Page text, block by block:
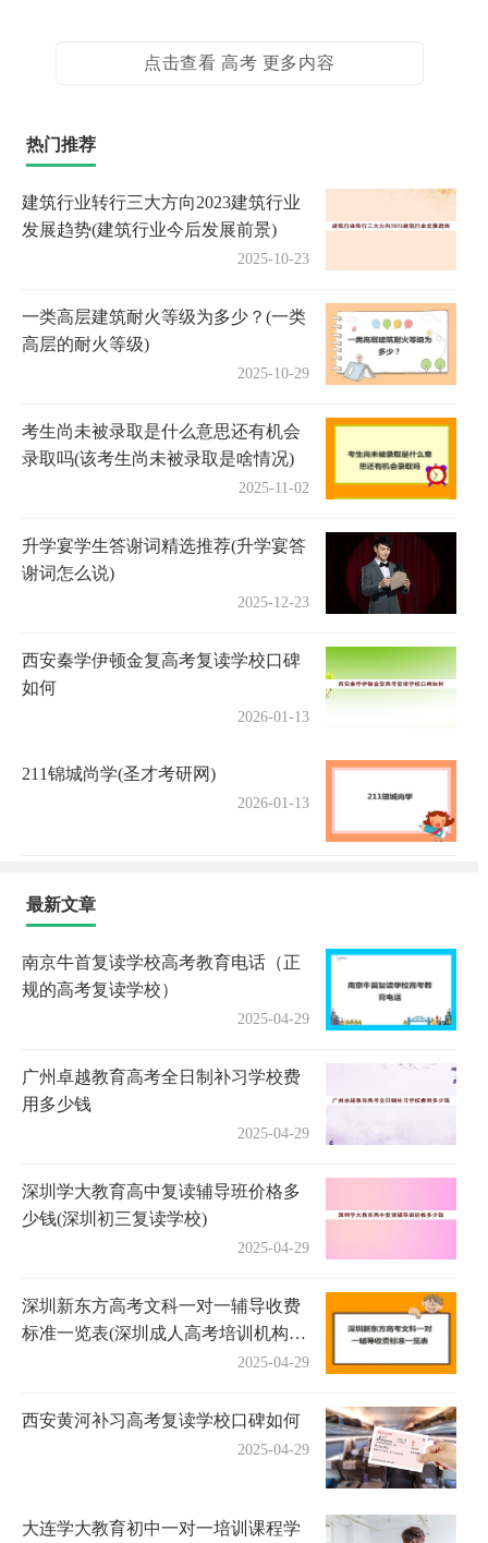
点击查看 高考 更多内容
热门推荐
建筑行业转行三大方向2023建筑行业
发展趋势(建筑行业今后发展前景)
2025-10-23
一类高层建筑耐火等级为多少？(一类
高层的耐火等级)
2025-10-29
考生尚未被录取是什么意思还有机会
录取吗(该考生尚未被录取是啥情况)
2025-11-02
升学宴学生答谢词精选推荐(升学宴答
谢词怎么说)
2025-12-23
西安秦学伊顿金复高考复读学校口碑
如何
2026-01-13
211锦城尚学(圣才考研网)
2026-01-13
最新文章
南京牛首复读学校高考教育电话（正
规的高考复读学校）
2025-04-29
广州卓越教育高考全日制补习学校费
用多少钱
2025-04-29
深圳学大教育高中复读辅导班价格多
少钱(深圳初三复读学校)
2025-04-29
深圳新东方高考文科一对一辅导收费
标准一览表(深圳成人高考培训机构有
2025-04-29
西安黄河补习高考复读学校口碑如何
2025-04-29
大连学大教育初中一对一培训课程学